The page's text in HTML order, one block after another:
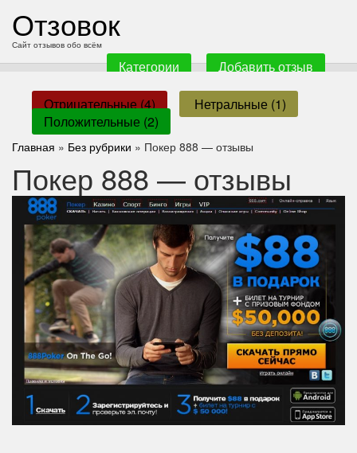
содержанию
Отзовок
Сайт отзывов обо всём
Категории Добавить отзыв
Отрицательные (4)
Нетральные (1)
Положительные (2)
Главная » Без рубрики » Покер 888 — отзывы
Покер 888 — отзывы